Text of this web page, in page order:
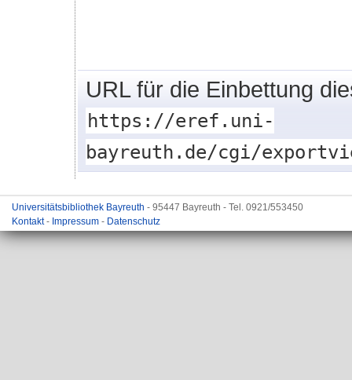
URL für die Einbettung
https://eref.uni-
bayreuth.de/cgi/
Universitätsbibliothek Bayreuth - 95447 Bayreuth - Tel. 0921/553450
Kontakt- Impressum - Datenschutz